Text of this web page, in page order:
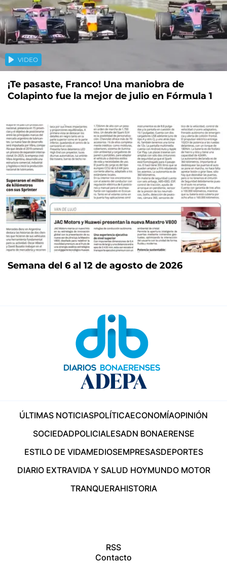
VIDEO
¡Te pasaste, Franco! Una maniobra de
Colapinto fue la mejor de julio en Fórmula 1
Semana del 6 al 12 de agosto de 2026
ÚLTIMAS NOTICIASPOLÍTICAECONOMÍAOPINIÓN
SOCIEDADPOLICIALESADN BONAERENSE
ESTILO DE VIDAMEDIOSEMPRESASDEPORTES
DIARIO EXTRAVIDA Y SALUD HOYMUNDO MOTOR
TRANQUERAHISTORIA
RSS
Contacto